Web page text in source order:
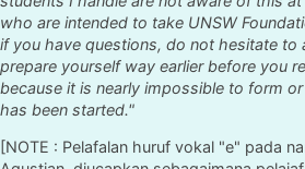
who are intended to take UNSW
if you have questions, do not hesitate to
prepare yourself way earlier before you
because it is nearly impossible to form
has been started."
[NOTE : Pelafalan huruf vokal "e" pada